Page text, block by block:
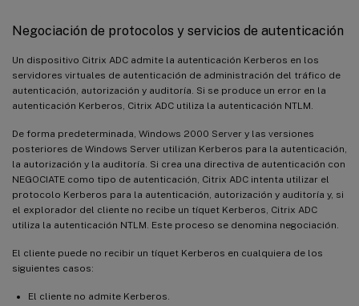
Negociación de protocolos y servicios de autenticación
Un dispositivo Citrix ADC admite la autenticación Kerberos en los
servidores virtuales de autenticación de administración del tráfico de
autenticación, autorización y auditoría. Si se produce un error en la
autenticación Kerberos, Citrix ADC utiliza la autenticación NTLM.
De forma predeterminada, Windows 2000 Server y las versiones
posteriores de Windows Server utilizan Kerberos para la autenticación,
la autorización y la auditoría. Si crea una directiva de autenticación con
NEGOCIATE como tipo de autenticación, Citrix ADC intenta utilizar el
protocolo Kerberos para la autenticación, autorización y auditoría y, si
el explorador del cliente no recibe un tíquet Kerberos, Citrix ADC
utiliza la autenticación NTLM. Este proceso se denomina negociación.
El cliente puede no recibir un tíquet Kerberos en cualquiera de los
siguientes casos:
El cliente no admite Kerberos.